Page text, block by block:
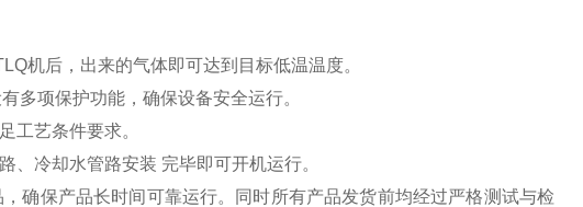
机后，出来的气体即可达到目标低温温度。
多项保护功能，确保设备安全运行。
工艺条件要求。
冷却水管路安装 完毕即可开机运行。
确保产品长时间可靠运行。同时所有产品发货前均经过严格测试与检